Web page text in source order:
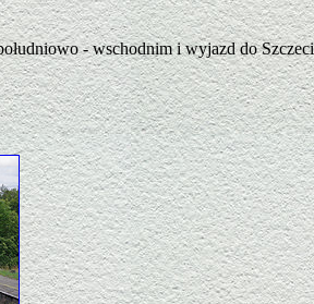
- wschodnim i wyjazd do